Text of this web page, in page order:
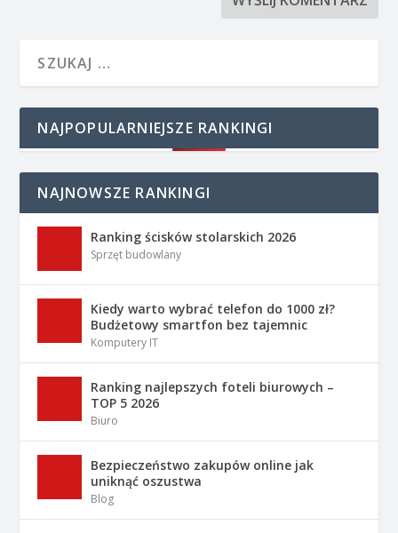
NAJPOPULARNIEJSZE RANKINGI
NAJNOWSZE RANKINGI
Ranking ścisków stolarskich 2026
Sprzęt budowlany
Kiedy warto wybrać telefon do 1000 zł?
Budżetowy smartfon bez tajemnic
Komputery IT
Ranking najlepszych foteli biurowych –
TOP 5 2026
Biuro
Bezpieczeństwo zakupów online jak
uniknąć oszustwa
Blog